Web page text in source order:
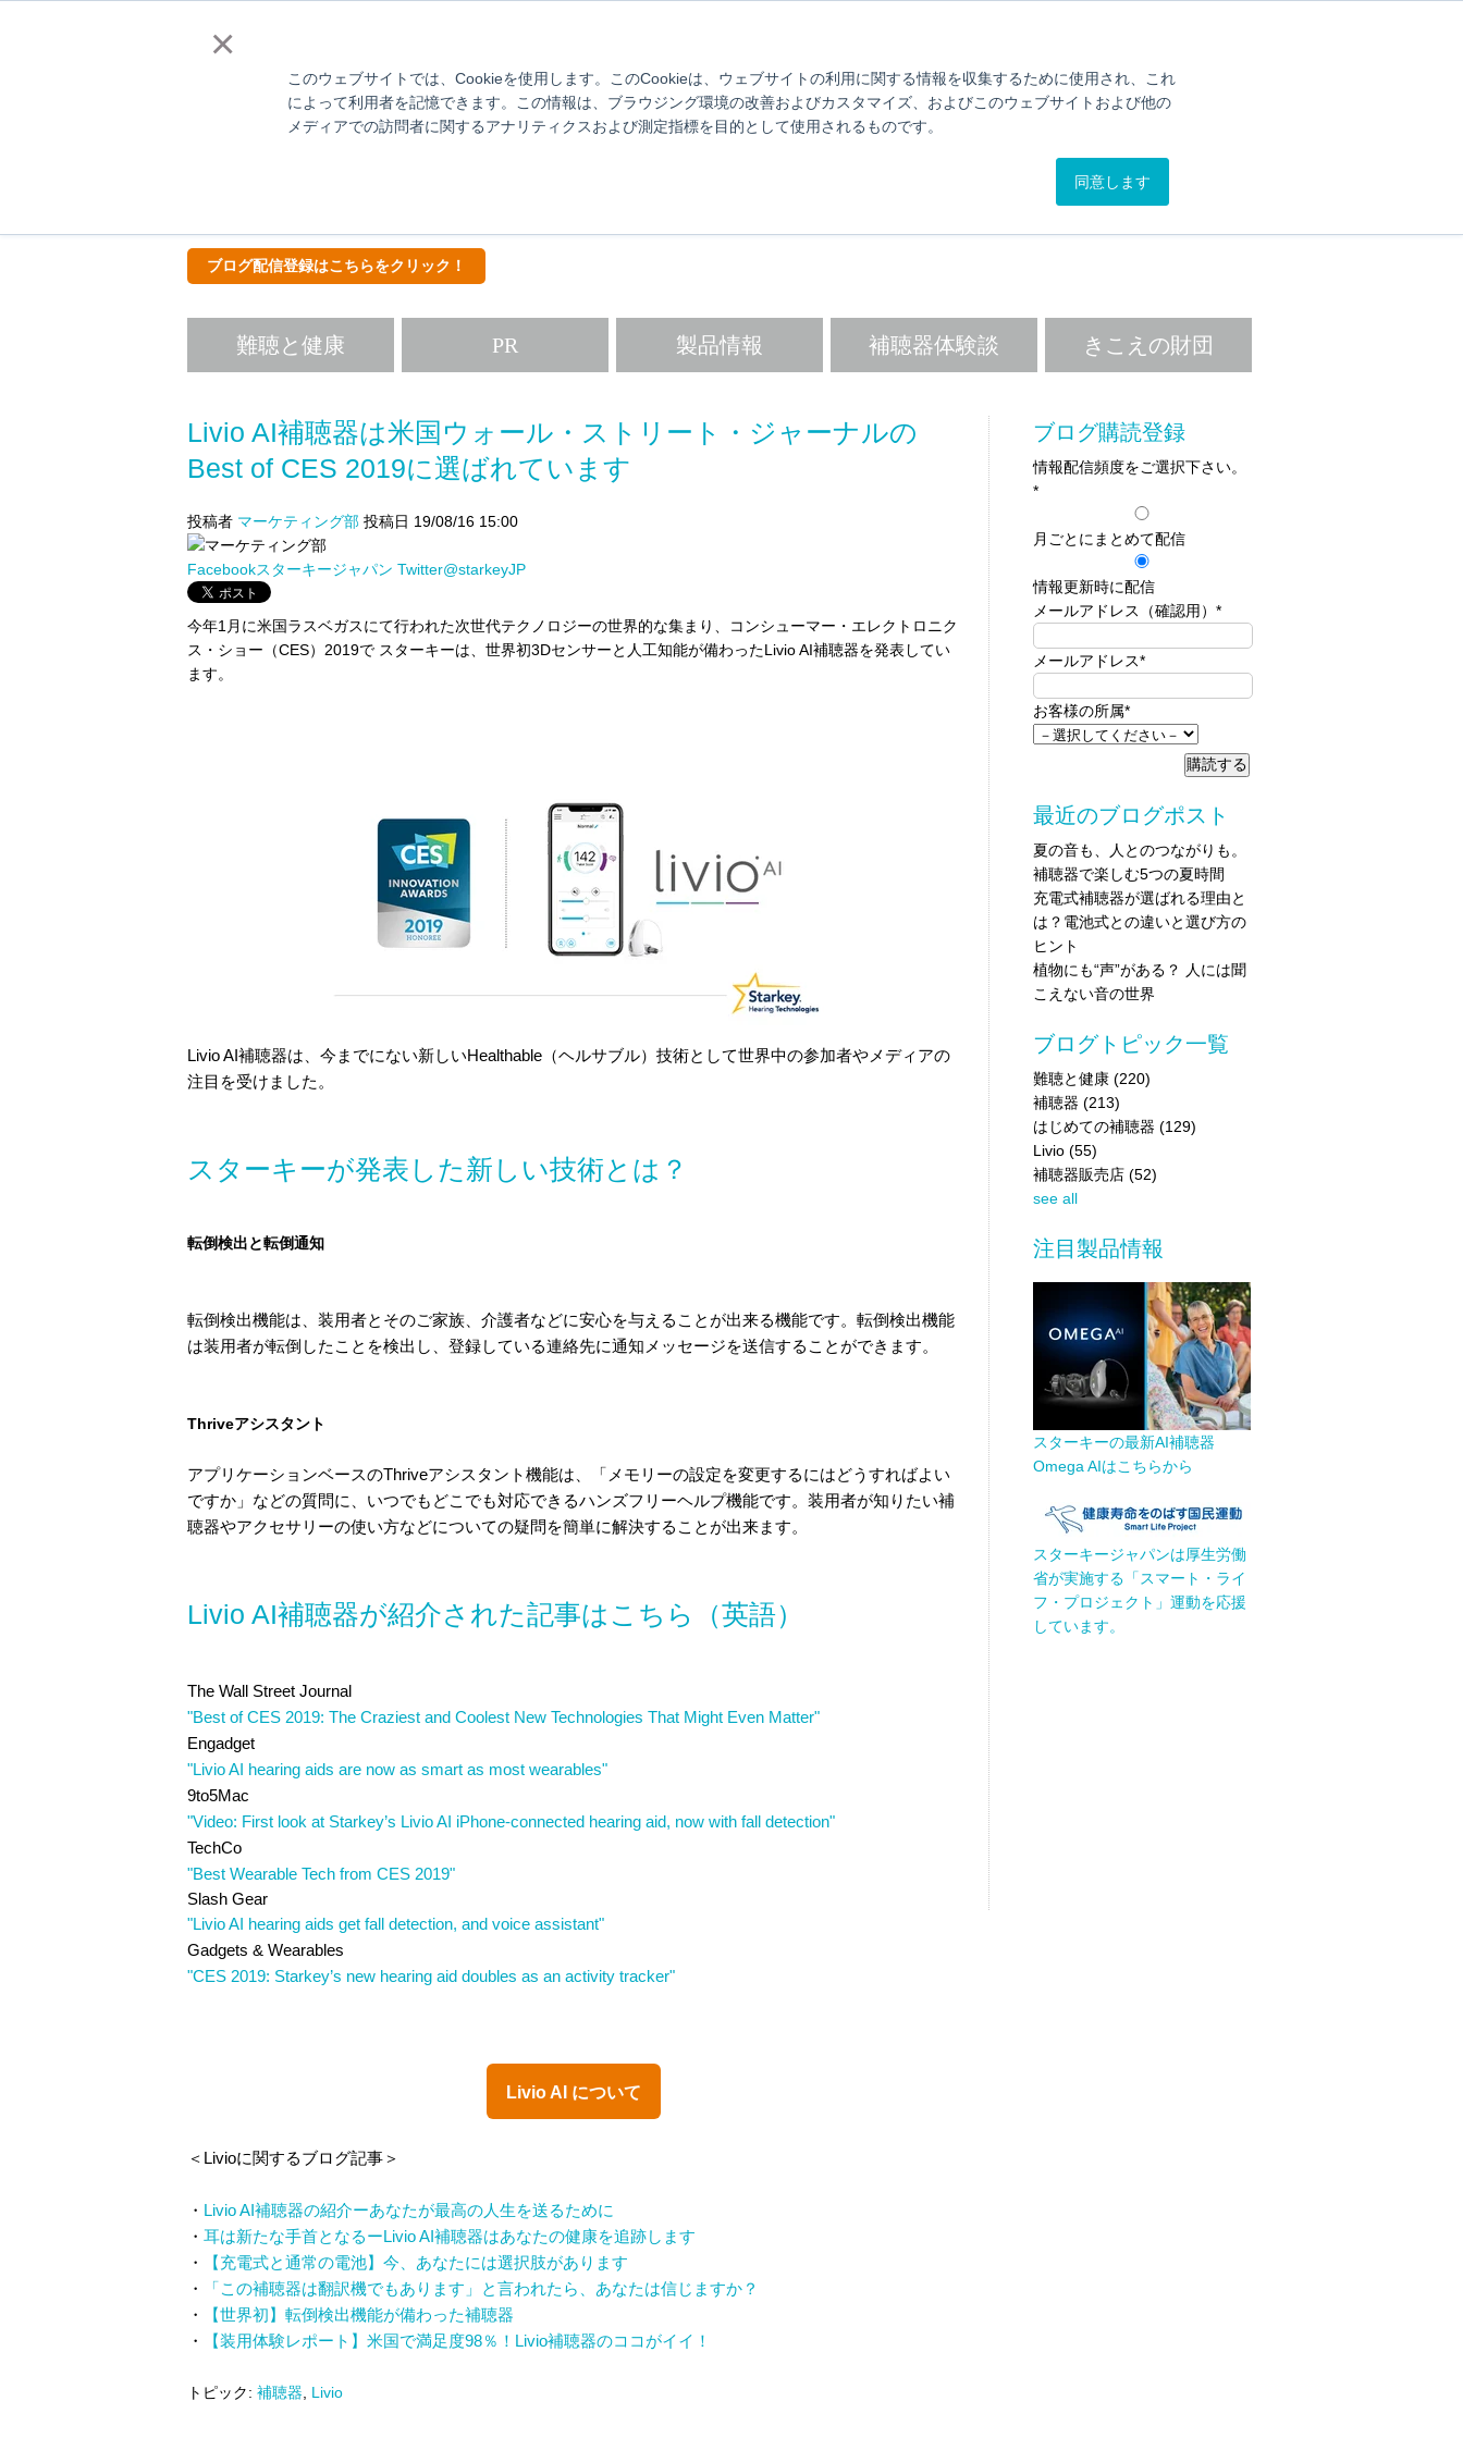
×
このウェブサイトでは、Cookieを使用します。このCookieは、ウェブサイトの利用に関する情報を収集するために使用され、これ
によって利用者を記憶できます。この情報は、ブラウジング環境の改善およびカスタマイズ、およびこのウェブサイトおよび他の
メディアでの訪問者に関するアナリティクスおよび測定指標を目的として使用されるものです。
同意します
Hear Better.Live Better.BLOG
ブログ配信登録はこちらをクリック！
難聴と健康 PR 製品情報 補聴器体験談 きこえの財団
Livio AI補聴器は米国ウォール・ストリート・ジャーナルの
Best of CES 2019に選ばれています
投稿者 マーケティング部 投稿日 19/08/16 15:00
Facebookスターキージャパン Twitter@starkeyJP
今年1月に米国ラスベガスにて行われた次世代テクノロジーの世界的な集まり、
コンシューマー・エレクトロニク
ス・ショー（CES）2019で スターキーは、世界初3Dセンサーと人工知能が備わったLivio AI補聴器を発表してい
ます。
Livio AI補聴器は、今までにない新しいHealthable（ヘルサブル）技術として世界中の参加者やメディアの
注目を受けました。
スターキーが発表した新しい技術とは？
転倒検出と転倒通知
転倒検出機能は、装用者とそのご家族、介護者などに安心を与えることが出来る機能です。転倒検出機能
は装用者が転倒したことを検出し、登録している連絡先に通知メッセージを送信することができます。
Thriveアシスタント
アプリケーションベースのThriveアシスタント機能は、「メモリーの設定を変更するにはどうすればよい
ですか」などの質問に、いつでもどこでも対応できるハンズフリーヘルプ機能です。装用者が知りたい補
聴器やアクセサリーの使い方などについての疑問を簡単に解決することが出来ます。
Livio AI補聴器が紹介された記事はこちら（英語）
The Wall Street Journal
"Best of CES 2019: The Craziest and Coolest New Technologies That Might Even Matter"
Engadget
"Livio AI hearing aids are now as smart as most wearables"
9to5Mac
"Video: First look at Starkey’s Livio AI iPhone-connected hearing aid, now with fall detection"
TechCo
"Best Wearable Tech from CES 2019"
Slash Gear
"Livio AI hearing aids get fall detection, and voice assistant"
Gadgets & Wearables
"CES 2019: Starkey’s new hearing aid doubles as an activity tracker"
Livio AI について
＜Livioに関するブログ記事＞
・ Livio AI補聴器の紹介ーあなたが最高の人生を送るために
・ 耳は新たな手首となるーLivio AI補聴器はあなたの健康を追跡します
・
【充電式と通常の電池】今、あなたには選択肢があります
・
「この補聴器は翻訳機でもあります」と言われたら、あなたは信じますか？
・
【世界初】転倒検出機能が備わった補聴器
・
【装用体験レポート】米国で満足度98％！Livio補聴器のココがイイ！
トピック: 補聴器 Livio
ブログ購読登録
情報配信頻度をご選択下さい。
*
月ごとにまとめて配信
情報更新時に配信
メールアドレス（確認用） *
メールアドレス*
お客様の所属*
最近のブログポスト
夏の音も、人とのつながりも。
補聴器で楽しむ5つの夏時間
充電式補聴器が選ばれる理由と
は？電池式との違いと選び方の
ヒント
植物にも“声”がある？ 人には聞
こえない音の世界
ブログトピック一覧
難聴と健康 (220)
補聴器 (213)
はじめての補聴器 (129)
Livio (55)
補聴器販売店 (52)
see all
注目製品情報
スターキーの最新AI補聴器
Omega AIはこちらから
スターキージャパンは厚生労働
省が実施する「スマート・ライ
フ・プロジェクト」運動を応援
しています。